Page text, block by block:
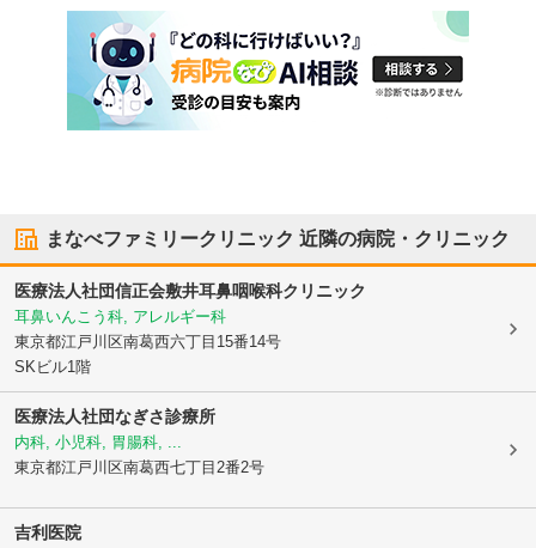
まなべファミリークリニック 近隣の病院・クリニック
医療法人社団信正会敷井耳鼻咽喉科クリニック
耳鼻いんこう科, アレルギー科
東京都江戸川区南葛西六丁目15番14号
SKビル1階
医療法人社団なぎさ診療所
内科, 小児科, 胃腸科, ...
東京都江戸川区南葛西七丁目2番2号
吉利医院